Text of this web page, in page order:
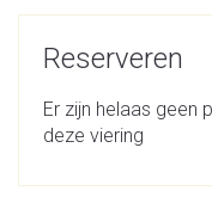
Reserveren
Er zijn helaas geen
deze viering